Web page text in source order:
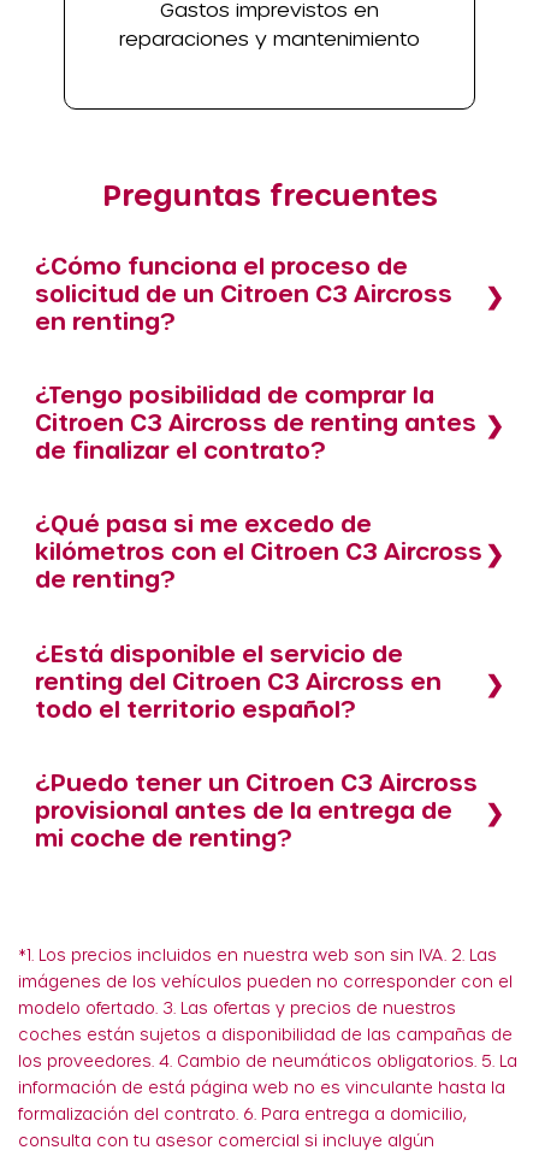
Gastos imprevistos en
reparaciones y mantenimiento
Preguntas frecuentes
¿Cómo funciona el proceso de
solicitud de un Citroen C3 Aircross
en renting?
¿Tengo posibilidad de comprar la
Citroen C3 Aircross de renting antes
de finalizar el contrato?
¿Qué pasa si me excedo de
kilómetros con el Citroen C3 Aircross
de renting?
¿Está disponible el servicio de
renting del Citroen C3 Aircross en
todo el territorio español?
¿Puedo tener un Citroen C3 Aircross
provisional antes de la entrega de
mi coche de renting?
*1. Los precios incluidos en nuestra web son sin IVA. 2. Las
imágenes de los vehículos pueden no corresponder con el
modelo ofertado. 3. Las ofertas y precios de nuestros
coches están sujetos a disponibilidad de las campañas de
los proveedores. 4. Cambio de neumáticos obligatorios. 5. La
información de está página web no es vinculante hasta la
formalización del contrato. 6. Para entrega a domicilio,
consulta con tu asesor comercial si incluye algún